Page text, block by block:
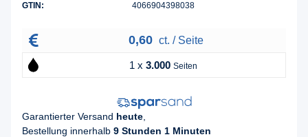
GTIN:
4066904398038
0,60 ct. / Seite
1 x 3.000 Seiten
Garantierter Versand heute
Bestellung innerhalb 9 Stunden 1 Minuten